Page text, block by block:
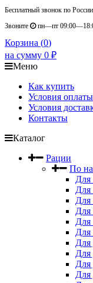
Бесплатный звонок по России
Звоните
пн—пт
Корзина (0)
на сумму 0 ₽
Меню
Как купить
Условия оплаты
Условия
Контакты
Каталог
Рации
По
Для
Для
Для
Для
Для
Для
Для
Для
Для